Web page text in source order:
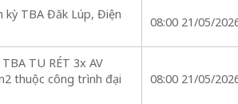
kỳ TBA Đăk Lúp, Điện
08:00 21/05/
TU RÉT 3x AV
thuộc công trình đại
08:00 21/05/